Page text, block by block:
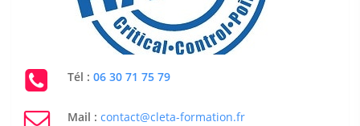
Tél : 06 30 71 75 79
Mail : contact@cleta-formation.fr